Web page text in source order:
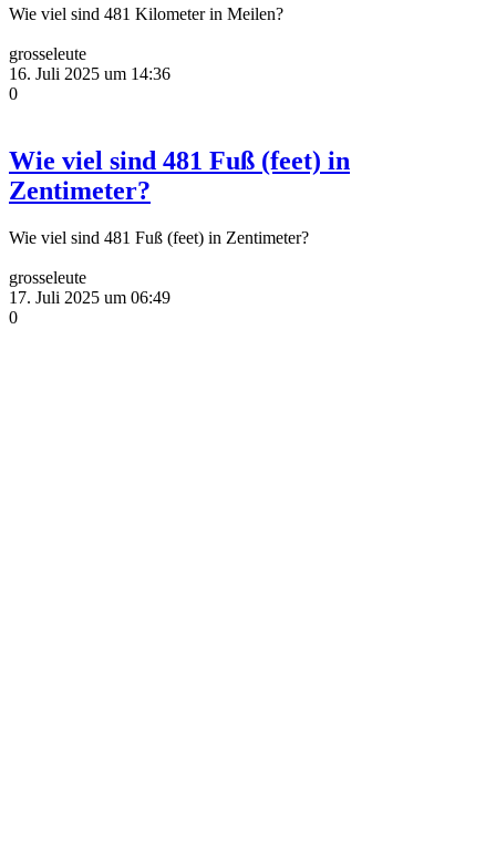
Wie viel sind 481 Kilometer in Meilen?
grosseleute
16. Juli 2025 um 14:36
0
Wie viel sind 481 Fuß (feet) in
Zentimeter?
Wie viel sind 481 Fuß (feet) in Zentimeter?
grosseleute
17. Juli 2025 um 06:49
0